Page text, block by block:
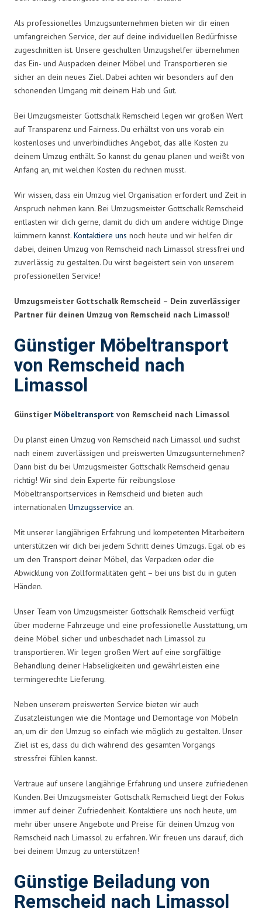
Als professionelles Umzugsunternehmen bieten wir dir einen
umfangreichen Service, der auf deine individuellen Bedürfnisse
zugeschnitten ist. Unsere geschulten Umzugshelfer übernehmen
das Ein- und Auspacken deiner Möbel und Transportieren sie
sicher an dein neues Ziel. Dabei achten wir besonders auf den
schonenden Umgang mit deinem Hab und Gut.
Bei Umzugsmeister Gottschalk Remscheid legen wir großen Wert
auf Transparenz und Fairness. Du erhältst von uns vorab ein
kostenloses und unverbindliches Angebot, das alle Kosten zu
deinem Umzug enthält. So kannst du genau planen und weißt von
Anfang an, mit welchen Kosten du rechnen musst.
Wir wissen, dass ein Umzug viel Organisation erfordert und Zeit in
Anspruch nehmen kann. Bei Umzugsmeister Gottschalk Remscheid
entlasten wir dich gerne, damit du dich um andere wichtige Dinge
kümmern kannst. Kontaktiere uns noch heute und wir helfen dir
dabei, deinen Umzug von Remscheid nach Limassol stressfrei und
zuverlässig zu gestalten. Du wirst begeistert sein von unserem
professionellen Service!
Umzugsmeister Gottschalk Remscheid – Dein zuverlässiger
Partner für deinen Umzug von Remscheid nach Limassol!
Günstiger Möbeltransport
von Remscheid nach
Limassol
Günstiger Möbeltransport von Remscheid nach Limassol
Du planst einen Umzug von Remscheid nach Limassol und suchst
nach einem zuverlässigen und preiswerten Umzugsunternehmen?
Dann bist du bei Umzugsmeister Gottschalk Remscheid genau
richtig! Wir sind dein Experte für reibungslose
Möbeltransportservices in Remscheid und bieten auch
internationalen Umzugsservice an.
Mit unserer langjährigen Erfahrung und kompetenten Mitarbeitern
unterstützen wir dich bei jedem Schritt deines Umzugs. Egal ob es
um den Transport deiner Möbel, das Verpacken oder die
Abwicklung von Zollformalitäten geht – bei uns bist du in guten
Händen.
Unser Team von Umzugsmeister Gottschalk Remscheid verfügt
über moderne Fahrzeuge und eine professionelle Ausstattung, um
deine Möbel sicher und unbeschadet nach Limassol zu
transportieren. Wir legen großen Wert auf eine sorgfältige
Behandlung deiner Habseligkeiten und gewährleisten eine
termingerechte Lieferung.
Neben unserem preiswerten Service bieten wir auch
Zusatzleistungen wie die Montage und Demontage von Möbeln
an, um dir den Umzug so einfach wie möglich zu gestalten. Unser
Ziel ist es, dass du dich während des gesamten Vorgangs
stressfrei fühlen kannst.
Vertraue auf unsere langjährige Erfahrung und unsere zufriedenen
Kunden. Bei Umzugsmeister Gottschalk Remscheid liegt der Fokus
immer auf deiner Zufriedenheit. Kontaktiere uns noch heute, um
mehr über unsere Angebote und Preise für deinen Umzug von
Remscheid nach Limassol zu erfahren. Wir freuen uns darauf, dich
bei deinem Umzug zu unterstützen!
Günstige Beiladung von
Remscheid nach Limassol